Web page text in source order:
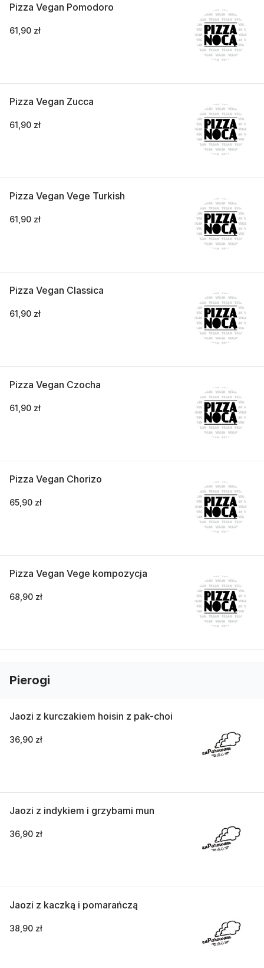
Pizza Vegan Pomodoro
61,90 zł
Pizza Vegan Zucca
61,90 zł
Pizza Vegan Vege Turkish
61,90 zł
Pizza Vegan Classica
61,90 zł
Pizza Vegan Czocha
61,90 zł
Pizza Vegan Chorizo
65,90 zł
Pizza Vegan Vege kompozycja
68,90 zł
Pierogi
Jaozi z kurczakiem hoisin z pak-choi
36,90 zł
Jaozi z indykiem i grzybami mun
36,90 zł
Jaozi z kaczką i pomarańczą
38,90 zł